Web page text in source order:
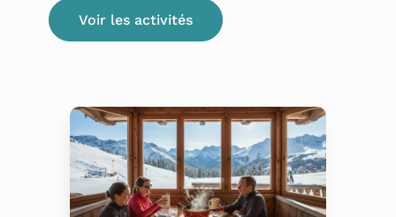
Voir les activités